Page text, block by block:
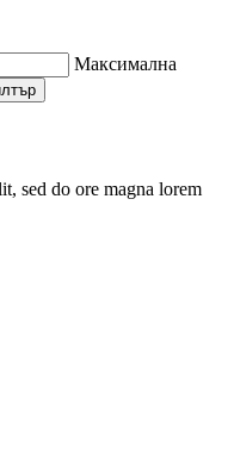
Максимална
sed do ore magna lorem